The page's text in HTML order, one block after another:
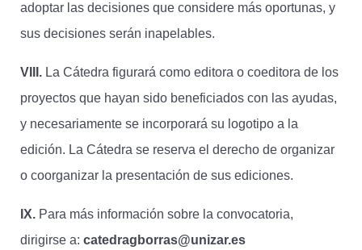
adoptar las decisiones que considere más oportunas, y
sus decisiones serán inapelables.
VIII. La Cátedra figurará como editora o coeditora de los
proyectos que hayan sido beneficiados con las ayudas,
y necesariamente se incorporará su logotipo a la
edición. La Cátedra se reserva el derecho de organizar
o coorganizar la presentación de sus ediciones.
IX. Para más información sobre la convocatoria,
dirigirse a: catedragborras@unizar.es